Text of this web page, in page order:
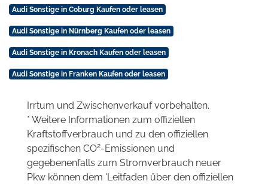
Audi Sonstige in Coburg Kaufen oder leasen
Audi Sonstige in Nürnberg Kaufen oder leasen
Audi Sonstige in Kronach Kaufen oder leasen
Audi Sonstige in Franken Kaufen oder leasen
Irrtum und Zwischenverkauf vorbehalten.
* Weitere Informationen zum offiziellen
Kraftstoffverbrauch und zu den offiziellen
spezifischen CO2-Emissionen und
gegebenenfalls zum Stromverbrauch neuer
Pkw können dem 'Leitfaden über den offiziellen